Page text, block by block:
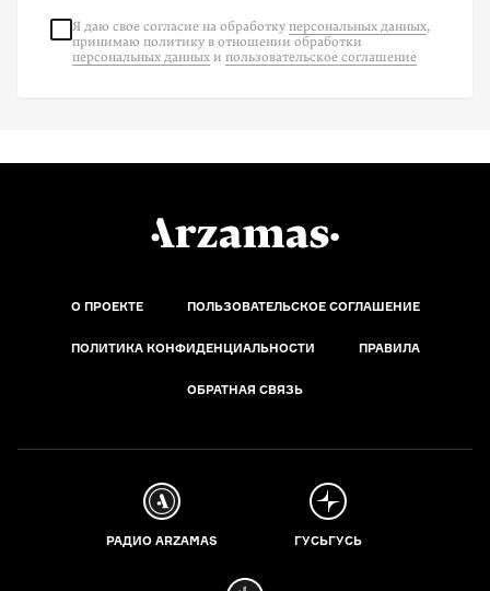
Я даю свое согласие на обработку персональных данных,
принимаю политику в отношении обработки
персональных данных и пользовательское соглашение
О ПРОЕКТЕ ПОЛЬЗОВАТЕЛЬСКОЕ СОГЛАШЕНИЕ
ПОЛИТИКА КОНФИДЕНЦИАЛЬНОСТИ ПРАВИЛА
ОБРАТНАЯ СВЯЗЬ
РАДИО ARZAMAS ГУСЬГУСЬ